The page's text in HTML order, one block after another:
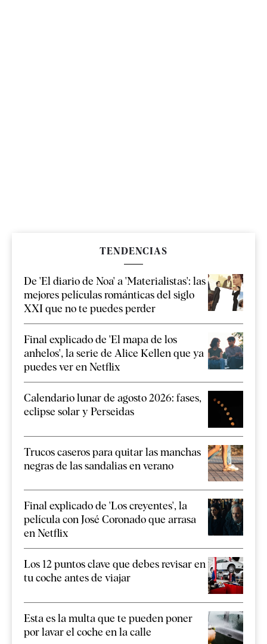
TENDENCIAS
De 'El diario de Noa' a 'Materialistas': las
mejores películas románticas del siglo
XXI que no te puedes perder
Final explicado de 'El mapa de los
anhelos', la serie de Alice Kellen que ya
puedes ver en Netflix
Calendario lunar de agosto 2026: fases,
eclipse solar y Perseidas
Trucos caseros para quitar las manchas
negras de las sandalias en verano
Final explicado de 'Los creyentes', la
película con José Coronado que arrasa
en Netflix
Los 12 puntos clave que debes revisar en
tu coche antes de viajar
Esta es la multa que te pueden poner
por lavar el coche en la calle